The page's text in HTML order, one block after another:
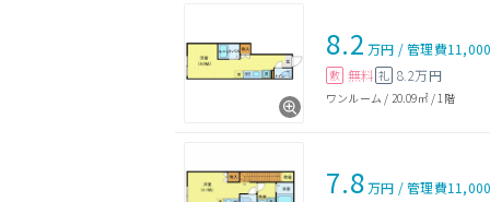
8.2 万円 /管理費
敷 無料 礼 8.2万円
ワンルーム / 20.09㎡/ 1階
7.8万円 /管理費